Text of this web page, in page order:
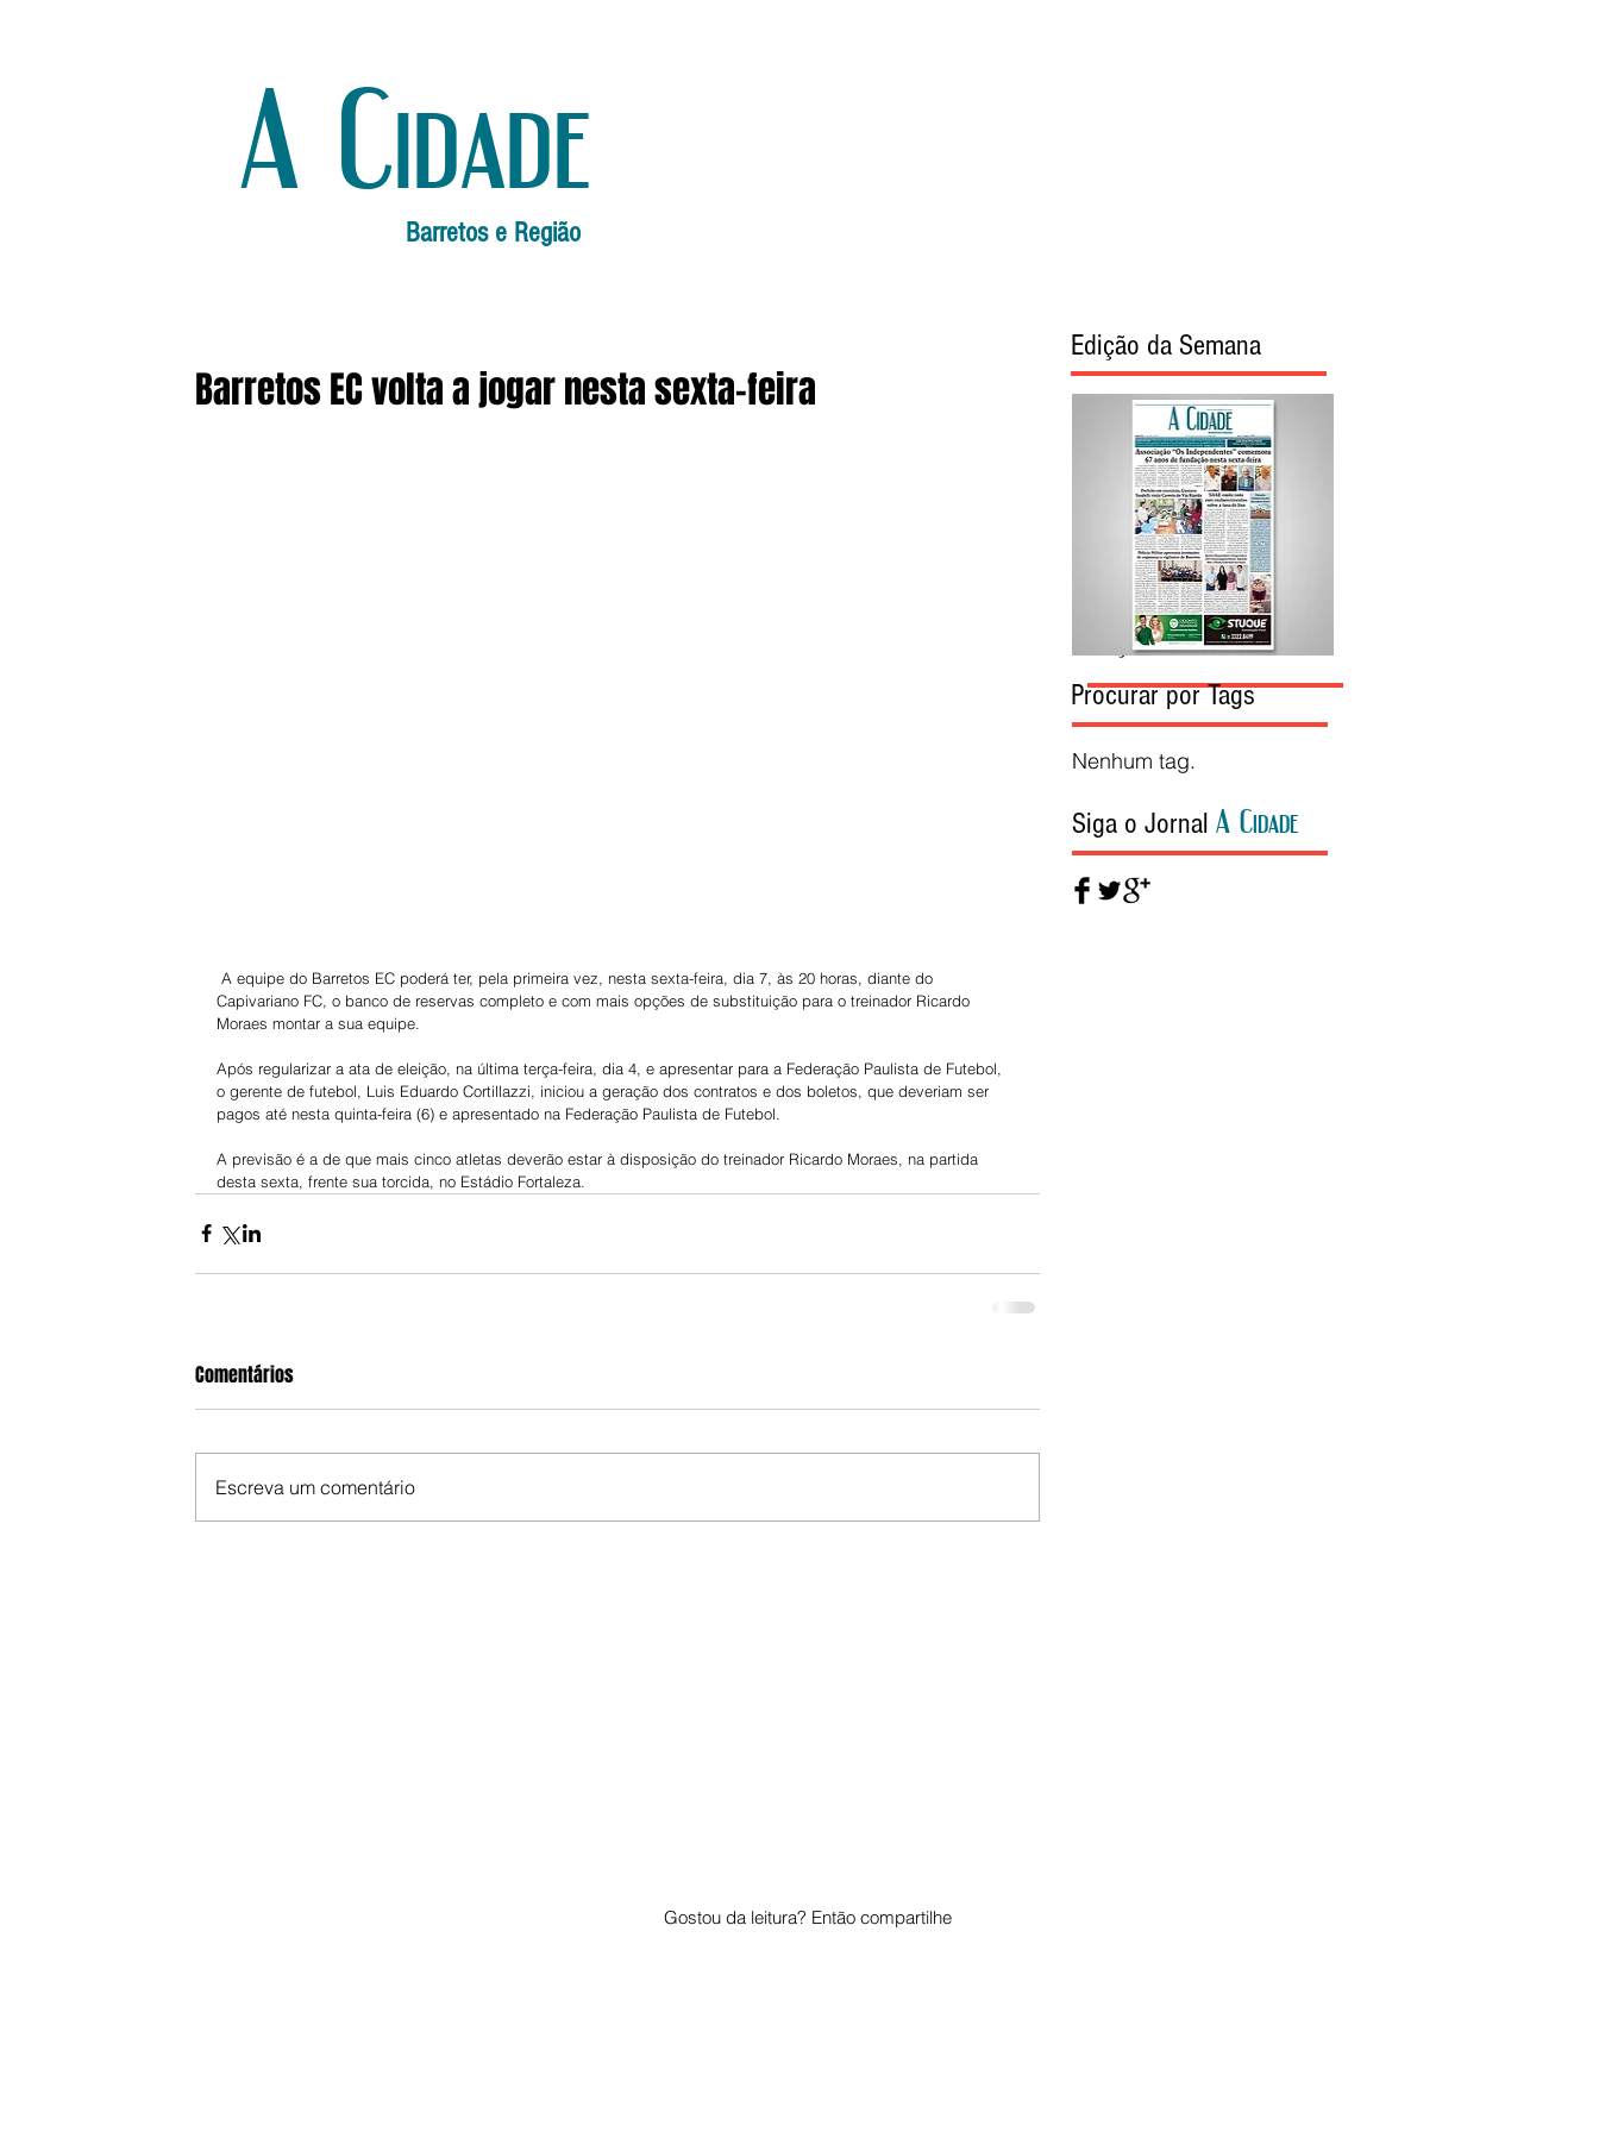
A Cidade
Barretos e Região
Barretos EC volta a jogar nesta sexta-feira
Capivariano FC, o banco de reservas completo e com mais opções de substituição para o treinador Ricardo
Moraes montar a sua equipe.
Após regularizar a ata de eleição, na última terça-feira, dia 4, e apresentar para a Federação Paulista de Futebol,
o gerente de futebol, Luis Eduardo Cortillazzi, iniciou a geração dos contratos e dos boletos, que deveriam ser
pagos até nesta quinta-feira (6) e apresentado na Federação Paulista de Futebol.
A previsão é a de que mais cinco atletas deverão estar à disposição do treinador Ricardo Moraes, na partida
desta sexta, frente sua torcida, no Estádio Fortaleza.
Comentários
Escreva um comentário
Edição da Semana
Edição da Semana
Procurar por Tags
Nenhum tag.
Siga o Jornal A Cidade
Gostou da leitura? Então compartilhe